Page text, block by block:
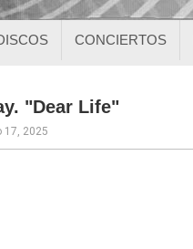
CONCIERTOS
"Dear Life"
17, 2025